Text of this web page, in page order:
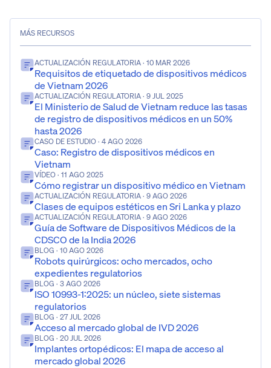
MÁS RECURSOS
ACTUALIZACIÓN REGULATORIA · 10 MAR 2026
Requisitos de etiquetado de dispositivos médicos
de Vietnam 2026
ACTUALIZACIÓN REGULATORIA · 9 JUL 2025
El Ministerio de Salud de Vietnam reduce las tasas
de registro de dispositivos médicos en un 50%
hasta 2026
CASO DE ESTUDIO · 4 AGO 2026
Caso: Registro de dispositivos médicos en
Vietnam
VÍDEO · 11 AGO 2025
Cómo registrar un dispositivo médico en Vietnam
ACTUALIZACIÓN REGULATORIA · 9 AGO 2026
Clases de equipos estéticos en Sri Lanka y plazo
ACTUALIZACIÓN REGULATORIA · 9 AGO 2026
Guía de Software de Dispositivos Médicos de la
CDSCO de la India 2026
BLOG · 10 AGO 2026
Robots quirúrgicos: ocho mercados, ocho
expedientes regulatorios
BLOG · 3 AGO 2026
ISO 10993-1:2025: un núcleo, siete sistemas
regulatorios
BLOG · 27 JUL 2026
Acceso al mercado global de IVD 2026
BLOG · 20 JUL 2026
Implantes ortopédicos: El mapa de acceso al
mercado global 2026